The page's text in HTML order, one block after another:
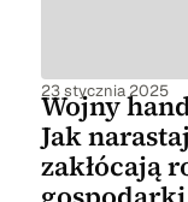
23 stycznia 2025
Wojny
Jak
zakłócają